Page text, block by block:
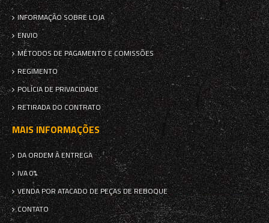
INFORMAÇÃO SOBRE LOJA
ENVIO
MÉTODOS DE PAGAMENTO E COMISSÕES
REGIMENTO
POLÍCIA DE PRIVACIDADE
RETIRADA DO CONTRATO
MAIS INFORMAÇÕES
DA ORDEM À ENTREGA
IVA 0%
VENDA POR ATACADO DE PEÇAS DE REBOQUE
CONTATO